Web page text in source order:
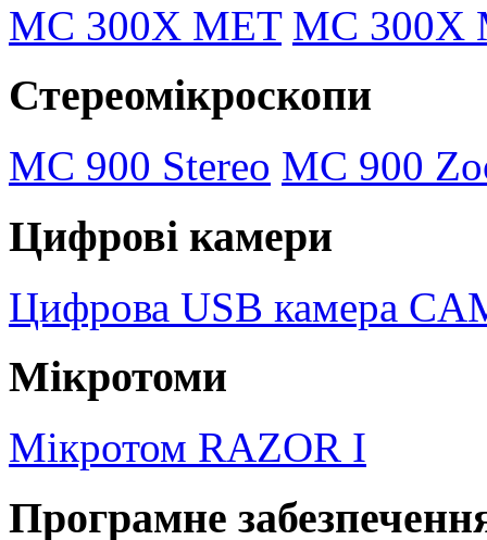
MC 300X MET MC 300X
Стереомікроскопи
MC 900 Stereo MC 900
Цифрові камери
Цифрова USB камера
Мікротоми
Мікротом RAZOR I
Програмне